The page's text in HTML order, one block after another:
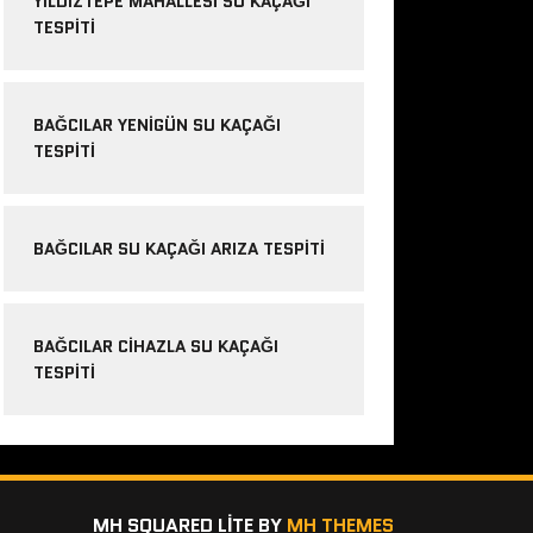
TESPITI
BAĞCILAR YENIGÜN SU KAÇAĞI
TESPITI
BAĞCILAR SU KAÇAĞI ARIZA TESPITI
BAĞCILAR CIHAZLA SU KAÇAĞI
TESPITI
MH SQUARED LITE BY MH THEMES